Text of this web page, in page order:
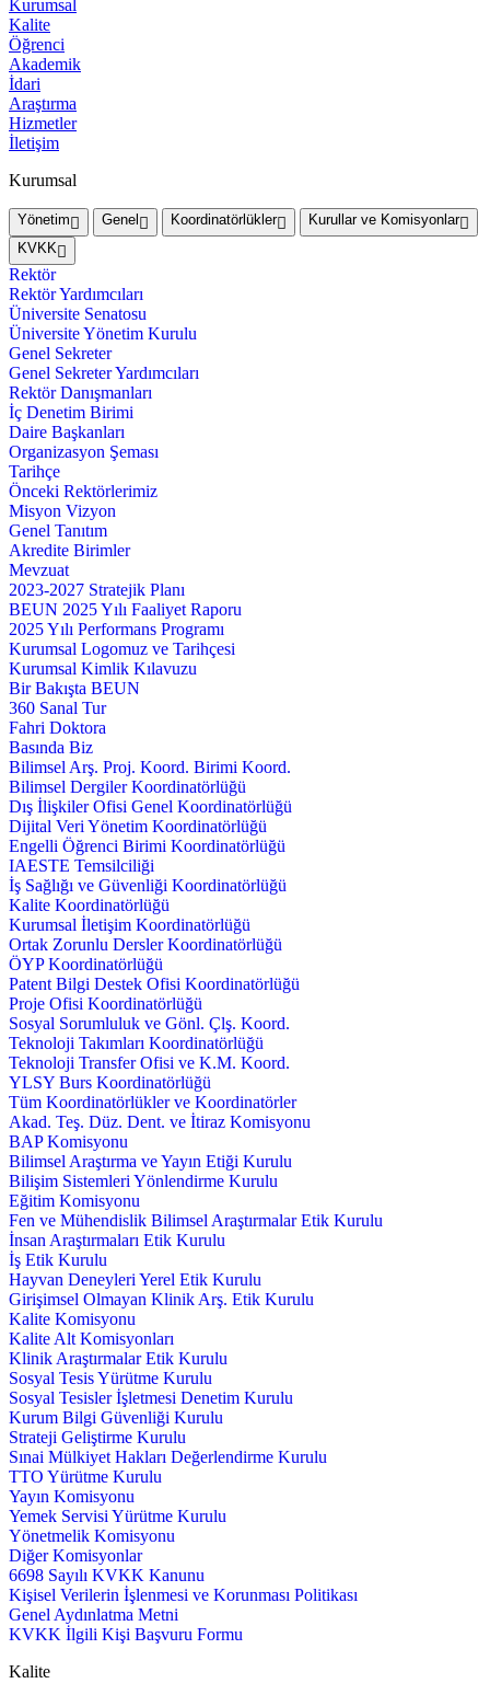
Kurumsal
Kalite
Öğrenci
Akademik
İdari
Araştırma
Hizmetler
İletişim
Kurumsal
Yönetim Genel Koordinatörlükler
Kurullar ve Komisyonlar
KVKK
Rektör
Rektör Yardımcıları
Üniversite Senatosu
Üniversite Yönetim Kurulu
Genel Sekreter
Genel Sekreter Yardımcıları
Rektör Danışmanları
İç Denetim Birimi
Daire Başkanları
Organizasyon Şeması
Tarihçe
Önceki Rektörlerimiz
Misyon Vizyon
Genel Tanıtım
Akredite Birimler
Mevzuat
2023-2027 Stratejik Planı
BEUN 2025 Yılı Faaliyet Raporu
2025 Yılı Performans Programı
Kurumsal Logomuz ve Tarihçesi
Kurumsal Kimlik Kılavuzu
Bir Bakışta BEUN
360 Sanal Tur
Fahri Doktora
Basında Biz
Bilimsel Arş. Proj. Koord. Birimi Koord.
Bilimsel Dergiler Koordinatörlüğü
Dış İlişkiler Ofisi Genel Koordinatörlüğü
Dijital Veri Yönetim Koordinatörlüğü
Engelli Öğrenci Birimi Koordinatörlüğü
IAESTE Temsilciliği
İş Sağlığı ve Güvenliği Koordinatörlüğü
Kalite Koordinatörlüğü
Kurumsal İletişim Koordinatörlüğü
Ortak Zorunlu Dersler Koordinatörlüğü
ÖYP Koordinatörlüğü
Patent Bilgi Destek Ofisi Koordinatörlüğü
Proje Ofisi Koordinatörlüğü
Sosyal Sorumluluk ve Gönl. Çlş. Koord.
Teknoloji Takımları Koordinatörlüğü
Teknoloji Transfer Ofisi ve K.M. Koord.
YLSY Burs Koordinatörlüğü
Tüm Koordinatörlükler ve Koordinatörler
Akad. Teş. Düz. Dent. ve İtiraz Komisyonu
BAP Komisyonu
Bilimsel Araştırma ve Yayın Etiği Kurulu
Bilişim Sistemleri Yönlendirme Kurulu
Eğitim Komisyonu
Fen ve Mühendislik Bilimsel Araştırmalar Etik Kurulu
İnsan Araştırmaları Etik Kurulu
İş Etik Kurulu
Hayvan Deneyleri Yerel Etik Kurulu
Girişimsel Olmayan Klinik Arş. Etik Kurulu
Kalite Komisyonu
Kalite Alt Komisyonları
Klinik Araştırmalar Etik Kurulu
Sosyal Tesis Yürütme Kurulu
Sosyal Tesisler İşletmesi Denetim Kurulu
Kurum Bilgi Güvenliği Kurulu
Strateji Geliştirme Kurulu
Sınai Mülkiyet Hakları Değerlendirme Kurulu
TTO Yürütme Kurulu
Yayın Komisyonu
Yemek Servisi Yürütme Kurulu
Yönetmelik Komisyonu
Diğer Komisyonlar
6698 Sayılı KVKK Kanunu
Kişisel Verilerin İşlenmesi ve Korunması Politikası
Genel Aydınlatma Metni
KVKK İlgili Kişi Başvuru Formu
Kalite